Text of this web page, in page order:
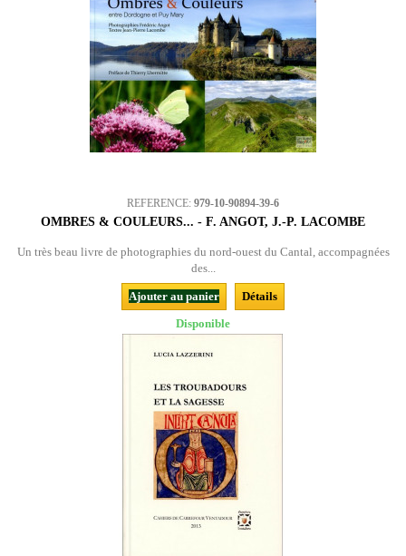
REFERENCE: 979-10-90894-39-6
OMBRES & COULEURS... - F. ANGOT, J.-P. LACOMBE
Un très beau livre de photographies du nord-ouest du Cantal, accompagnées
des...
Ajouter au panier
Détails
Disponible